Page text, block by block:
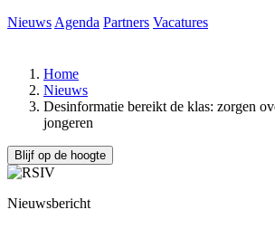
Nieuws Agenda Partners Vacatures
Home
Nieuws
Desinformatie bereikt de klas: zorgen
jongeren
Blijf op de hoogte
Nieuwsbericht